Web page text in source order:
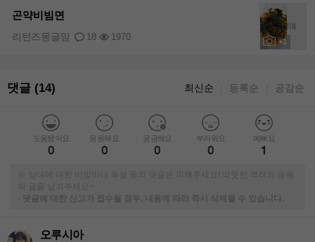
+1
곤약비빔면
18 1970
리턴즈몽글맘
댓글 (14) 최신순 등록순 공감순
도움됐어요
0
응원해요
0
궁금해요
0
부러워요
0
예뻐요
1
※ 상대에 대한 비방이나 욕설 등의 댓글은 피해주세요! 따뜻한 격려와 응원
-
댓글에 대한 신고가 접수될 경우, 내용에 따라 즉시 삭제될 수 있습니다.
오루시아